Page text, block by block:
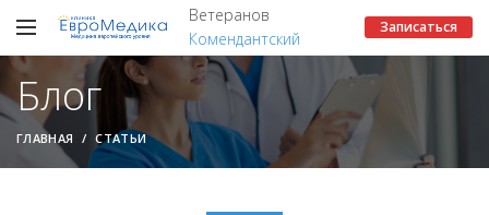
Ветеранов
Комендантский
Записаться
Блог
ГЛАВНАЯ СТАТЬИ